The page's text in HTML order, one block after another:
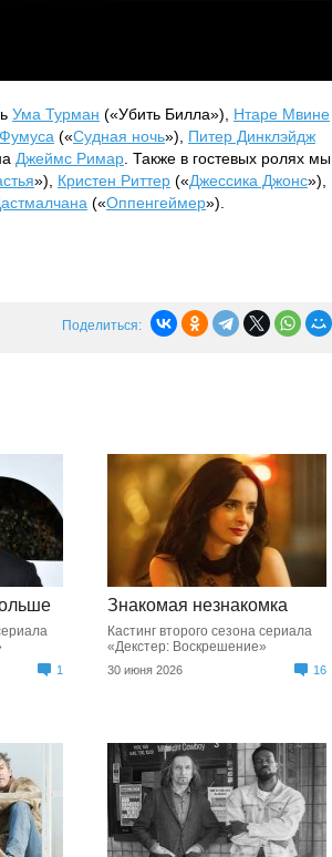
Ума Турман («Убить Билла»), Нтаре Мвине
(«Судная ночь»), Питер Динклэйдж
Джеймс Римар . Также в гостевых ролях мы
»), Кристен Риттер («Джессика Джонс»),
(«Оппенгеймер»).
Поделиться:
1
Знакомая незнакомка
Кастинг второго сезона сериала
«Декстер: Воскрешение»
30 июня 2026 16